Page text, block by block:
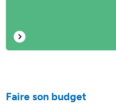
Faire son budget